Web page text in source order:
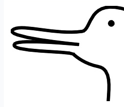
em
micro
serviços?